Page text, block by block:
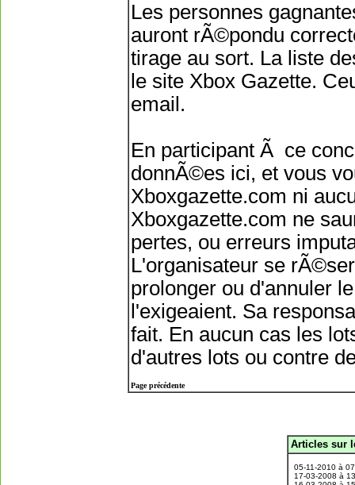
Les personnes
auront rÃ©pondu
tirage au sort. La liste
le site Xbox Gazette.
email.
En participant Ã ce
donnÃ©es ici, et vous
Xboxgazette.com ni
Xboxgazette.com ne
pertes, ou erreurs
L'organisateur se
prolonger ou d'annuler
l'exigeaient. Sa
fait. En aucun cas les
d'autres lots ou contre
Page précédente
Articles sur
05-11-2010 à
17-03-2008 à